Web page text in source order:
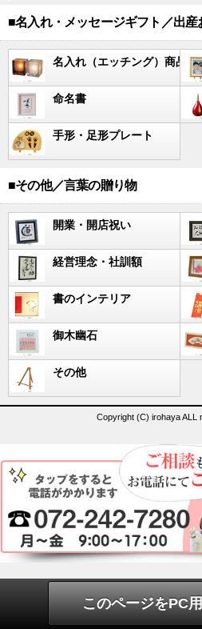
■名入れ・メッセージギフト／出産
名入れ（エッチング）商品
命名書
手形・足形プレート
■その他／言葉の贈り物
開業・開店祝い
経営理念・社訓額
書のインテリア
御木幽石
その他
Copyright (C) irohaya ALL
このページをPC